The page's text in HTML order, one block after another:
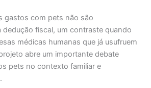
gastos com pets não são
fiscal, um contraste quando
médicas humanas que já usufruem
abre um importante debate
pets no contexto familiar e